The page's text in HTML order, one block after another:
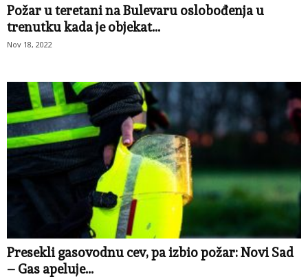
Požar u teretani na Bulevaru oslobođenja u
trenutku kada je objekat...
Nov 18, 2022
Presekli gasovodnu cev, pa izbio požar: Novi Sad
– Gas apeluje...